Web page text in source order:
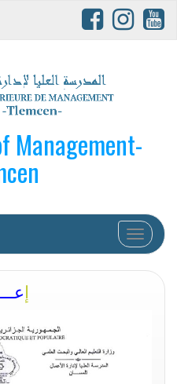
Management-
Afficher/
إعـــ